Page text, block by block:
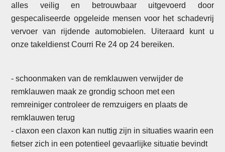
alles veilig en betrouwbaar uitgevoerd door
gespecaliseerde opgeleide mensen voor het schadevrij
vervoer van rijdende automobielen. Uiteraard kunt u
onze takeldienst Courri Re 24 op 24 bereiken.
- schoonmaken van de remklauwen verwijder de
remklauwen maak ze grondig schoon met een
remreiniger controleer de remzuigers en plaats de
remklauwen terug
- claxon een claxon kan nuttig zijn in situaties waarin een
fietser zich in een potentieel gevaarlijke situatie bevindt